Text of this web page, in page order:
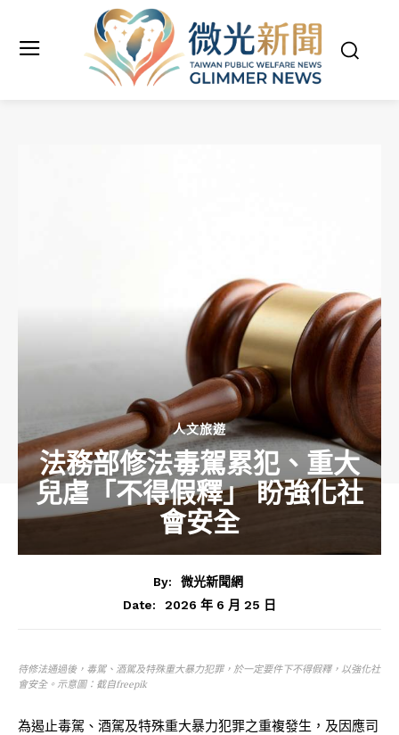
人文旅遊
法務部修法毒駕累犯、重大
兒虐「不得假釋」 盼強化社
會安全
By:
微光新聞網
Date:
2026 年 6 月 25 日
待修法通過後，毒駕、酒駕及特殊重大暴力犯罪，於一定要件下不得假釋，以強化社
會安全。示意圖：截自freepik
為遏止毒駕、酒駕及特殊重大暴力犯罪之重複發生，及因應司